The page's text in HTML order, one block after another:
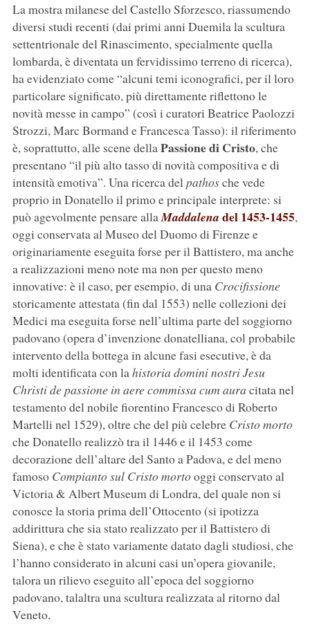
La mostra milanese del Castello Sforzesco, riassumendo
diversi studi recenti (dai primi anni Duemila la scultura
settentrionale del Rinascimento, specialmente quella
lombarda, è diventata un fervidissimo terreno di ricerca),
ha evidenziato come “alcuni temi iconografici, per il loro
particolare significato, più direttamente riflettono le
novità messe in campo” (così i curatori Beatrice Paolozzi
Strozzi, Marc Bormand e Francesca Tasso): il riferimento
è, soprattutto, alle scene dellaPassione di Cristo, che
presentano “il più alto tasso di novità compositiva e di
intensità emotiva”. Una ricerca delpathosche vede
proprio in Donatello il primo e principale interprete: si
può agevolmente pensare allaMaddalena del 1453-1455,
oggi conservata al Museo del Duomo di Firenze e
originariamente eseguita forse per il Battistero, ma anche
a realizzazioni meno note ma non per questo meno
innovative: è il caso, per esempio, di una Crocifissione
storicamente attestata (fin dal 1553) nelle collezioni dei
Medici ma eseguita forse nell’ultima parte del soggiorno
padovano (opera d’invenzione donatelliana, col probabile
intervento della bottega in alcune fasi esecutive, è da
molti identificata con lahistoria domini nostri Jesu
Christi de passione in aere commissa cum aura citata nel
testamento del nobile fiorentino Francesco di Roberto
Martelli nel 1529), oltre che del più celebre Cristo morto
che Donatello realizzò tra il 1446 e il 1453 come
decorazione dell’altare del Santo a Padova, e del meno
famoso Compianto sul Cristo mortooggi conservato al
Victoria & Albert Museum di Londra, del quale non si
conosce la storia prima dell’Ottocento (si ipotizza
addirittura che sia stato realizzato per il Battistero di
Siena), e che è stato variamente datato dagli studiosi, che
l’hanno considerato in alcuni casi un’opera giovanile,
talora un rilievo eseguito all’epoca del soggiorno
padovano, talaltra una scultura realizzata al ritorno dal
Veneto.